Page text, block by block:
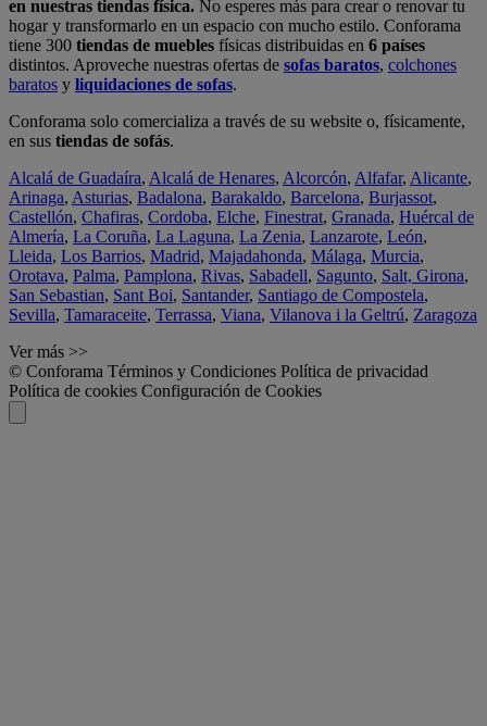
en nuestras tiendas física. No esperes más para crear o renovar tu
hogar y transformarlo en un espacio con mucho estilo. Conforama
tiene 300 tiendas de muebles físicas distribuidas en 6 países
distintos. Aproveche nuestras ofertas de sofas baratos, colchones
baratos y liquidaciones de sofas.
Conforama solo comercializa a través de su website o, físicamente,
en sus tiendas de sofás.
Alcalá de Guadaíra, Alcalá de Henares, Alcorcón, Alfafar, Alicante,
Arinaga, Asturias, Badalona, Barakaldo, Barcelona, Burjassot,
Castellón, Chafiras, Cordoba, Elche, Finestrat, Granada, Huércal de
Almería, La Coruña, La Laguna, La Zenia, Lanzarote, León,
Lleida, Los Barrios, Madrid, Majadahonda, Málaga, Murcia,
Orotava, Palma, Pamplona, Rivas, Sabadell, Sagunto, Salt, Girona,
San Sebastian, Sant Boi, Santander, Santiago de Compostela,
Sevilla, Tamaraceite, Terrassa, Viana, Vilanova i la Geltrú, Zaragoza
Ver más >>
© Conforama Términos y Condiciones Política de privacidad
Política de cookies Configuración de Cookies